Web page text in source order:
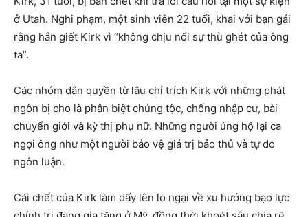
ở Utah. Nghi phạm, một sinh viên 22 tuổi, khai với bạn gái
rằng hắn giết Kirk vì “không chịu nổi sự thù ghét của ông
ta”.
Các nhóm dân quyền từ lâu chỉ trích Kirk với những phát
ngôn bị cho là phân biệt chủng tộc, chống nhập cư, bài
chuyển giới và kỳ thị phụ nữ. Những người ủng hộ lại ca
ngợi ông như một người bảo vệ giá trị bảo thủ và tự do
ngôn luận.
Cái chết của Kirk làm dấy lên lo ngại về xu hướng bạo lực